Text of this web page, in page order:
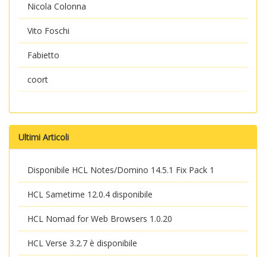
Nicola Colonna
Vito Foschi
Fabietto
coort
Ultimi Articoli
Disponibile HCL Notes/Domino 14.5.1 Fix Pack 1
HCL Sametime 12.0.4 disponibile
HCL Nomad for Web Browsers 1.0.20
HCL Verse 3.2.7 è disponibile